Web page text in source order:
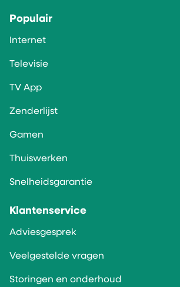
Populair
Internet
Televisie
TV App
Zenderlijst
Gamen
Thuiswerken
Snelheidsgarantie
Klantenservice
Adviesgesprek
Veelgestelde vragen
Storingen en onderhoud